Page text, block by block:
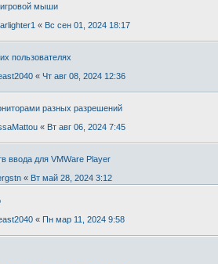
мыши
« Вс сен 01, 2024 18:17
пользователях
« Чт авг 08, 2024 12:36
разных разрешений
« Вт авг 06, 2024 7:45
ввода для VMWare Player
« Вт май 28, 2024 3:12
« Пн мар 11, 2024 9:58